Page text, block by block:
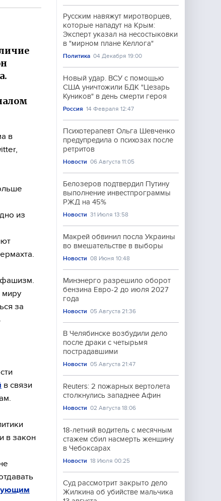
в
из
миру
за
в связи
в закон
Русским навяжут миротворцев,
которые нападут на Крым:
Эксперт указал на несостыковки
в "мирном плане Келлога"
Политика 04 Декабря 19:00
Новый удар. ВСУ с помощью
США уничтожили БДК "Цезарь
Куников" в день смерти героя
Россия 14 Февраля 12:47
Психотерапевт Ольга Шевченко
предупредила о психозах после
ретритов
Новости 06 Августа 11:05
Белозеров подтвердил Путину
выполнение инвестпрограммы
РЖД на 45%
Новости 31 Июля 13:58
Макрей обвинил посла Украины
во вмешательстве в выборы
Новости 08 Июня 10:48
Минэнерго разрешило оборот
бензина Евро-2 до июля 2027
года
Новости 05 Августа 21:36
В Челябинске возбудили дело
после драки с четырьмя
пострадавшими
Новости 05 Августа 21:47
Reuters: 2 пожарных вертолета
столкнулись западнее Афин
Новости 02 Августа 18:06
18-летний водитель с месячным
стажем сбил насмерть женщину
в Чебоксарах
Новости 18 Июля 00:25
Суд рассмотрит закрыто дело
Жилкина об убийстве мальчика